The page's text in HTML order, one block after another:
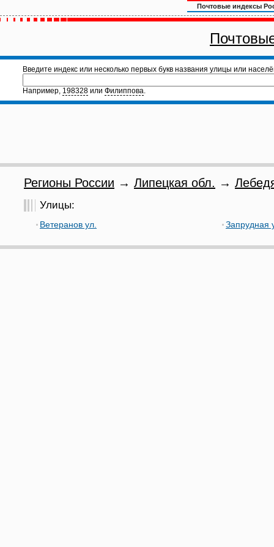
Почтовые индексы
Введите индекс или несколько первых букв названия улицы или
Например, 198328 или Филиппова.
Регионы России → Липецкая обл. →
Улицы:
Ветеранов ул. Запрудная